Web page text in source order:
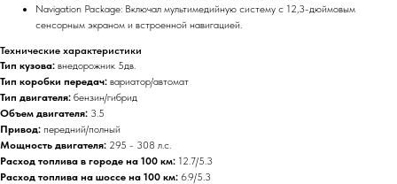
Navigation Package: Включал мультимедийную систему с 12,3-дюймовым
сенсорным экраном и встроенной навигацией.
Технические характеристики
Тип кузова: внедорожник 5дв.
Тип коробки передач: вариатор/автомат
Тип двигателя: бензин/гибрид
Объем двигателя: 3.5
Привод: передний/полный
Мощность двигателя: 295 - 308 л.с.
Расход топлива в городе на 100 км: 12.7/5.3
Расход топлива на шоссе на 100 км: 6.9/5.3